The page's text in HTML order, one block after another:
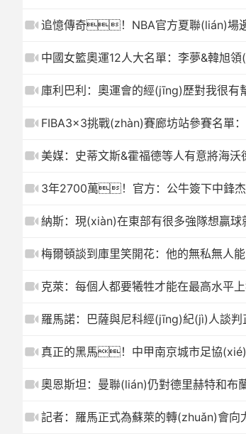
追憶傳奇！NBA官方夏聯(lián)場
中國女籃奧運12人大名單：李夢&韓旭
庫利巴利：奧運會的經(jīng)歷對我很有
FIBA3x3挑戰(zhàn)賽廊坊站參賽名
美媒：史蒂文斯&霍福德等人有意將海沃
3年2700萬！官方：公牛簽下中鋒
納斯：現(xiàn)在東部有很多強隊想贏
梅爾頓談到庫里笑開花：他的無私無人
克萊：每個人都要犧牲才能在最高水平
羅馬諾：巴薩與尼科經(jīng)紀(jì)人談
真正的黑馬！中甲南京城市足協
奧恩斯坦：曼聯(lián)仍對德里赫特和
記者：羅馬正式為蘇萊的轉(zhuǎn)會向